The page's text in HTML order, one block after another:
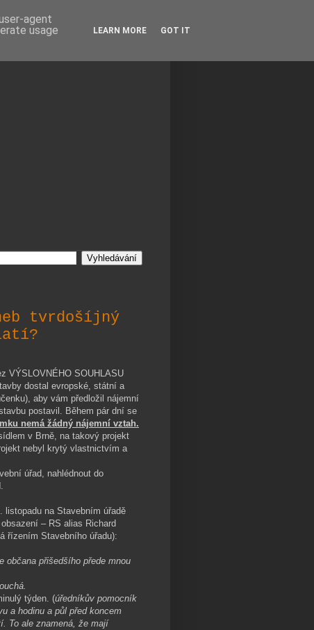
tvrdošíjný
VÝSLOVNÉHO SOUHLASU
dostal evropské, státní a
aby vám předložil nájemní
postavil. Během pár dní se
nemá žádný nájemní vztah.
v Brně, na takový projekt
nebyl krytý vlastnictvím a
úřad, nahlédnout do
listopadu na Stavebním úřadě
– RS alias Richard
řízením Stavebního úřadu):
občana přišedšího přede mnou
týden. (úředníkův pomocník
a hodinu a půl před koncem
To ale znamená, že mají
agent
usage
LEARN MORE GOT IT